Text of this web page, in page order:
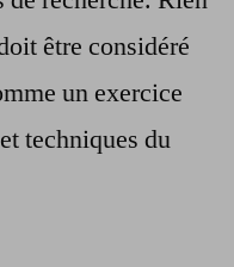
être considéré
un exercice
techniques du